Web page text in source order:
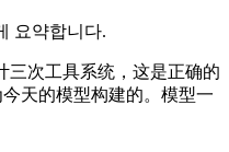
요약합니다.
三次工具系统，这是正确的
天的模型构建的。模型一